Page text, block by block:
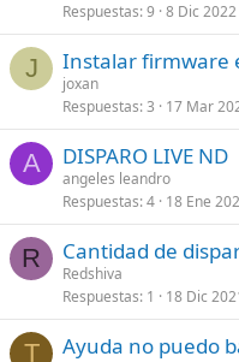
Respuestas 9 8 Dic 2022
J Instalar firmware
joxan
Respuestas 3 17 Mar
A DISPARO LIVE ND
angeles leandro
Respuestas 4 18 Ene
R Cantidad de
Redshiva
Respuestas 1 18 Dic
T Ayuda no puedo